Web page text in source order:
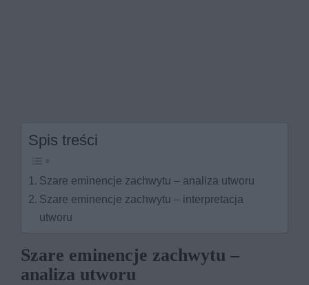
Spis treści
Szare eminencje zachwytu – analiza utworu
Szare eminencje zachwytu – interpretacja
utworu
Szare eminencje zachwytu –
analiza utworu